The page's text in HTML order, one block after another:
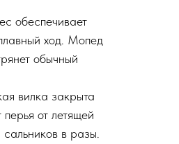
обеспечивает
ход. Мопед
обычный
вилка закрыта
от летящей
в разы.